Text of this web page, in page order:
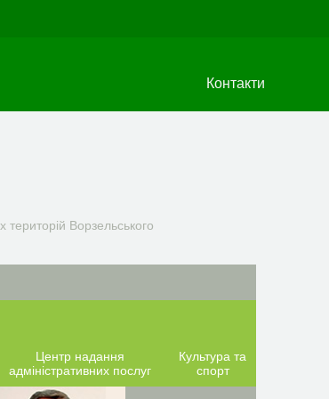
Контакти
Ворзельського
Центр надання
адміністративних послуг
Культура та
спорт